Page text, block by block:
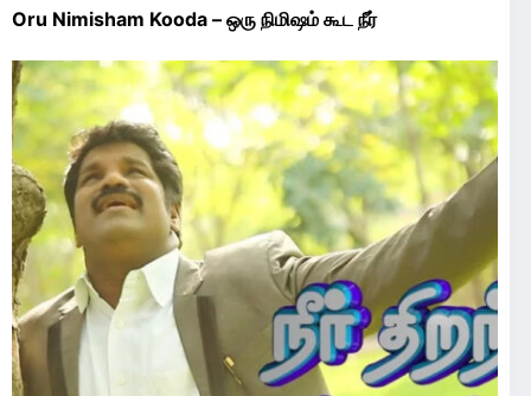
Oru Nimisham Kooda – ஒரு நிமிஷம் கூட நீர்